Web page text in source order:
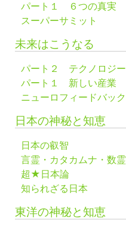
パート１ ６つの真実
スーパーサミット
未来はこうなる
パート２ テクノロジー
パート１ 新しい産業
ニューロフィードバック
日本の神秘と知恵
日本の叡智
言霊・カタカムナ・数霊
超★日本論
知られざる日本
東洋の神秘と知恵